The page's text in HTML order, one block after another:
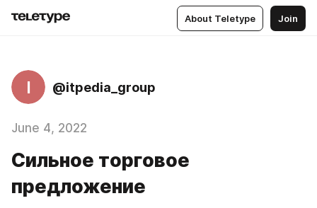
About Teletype Join
I @itpedia_group
June 4, 2022
Сильное торговое
предложение